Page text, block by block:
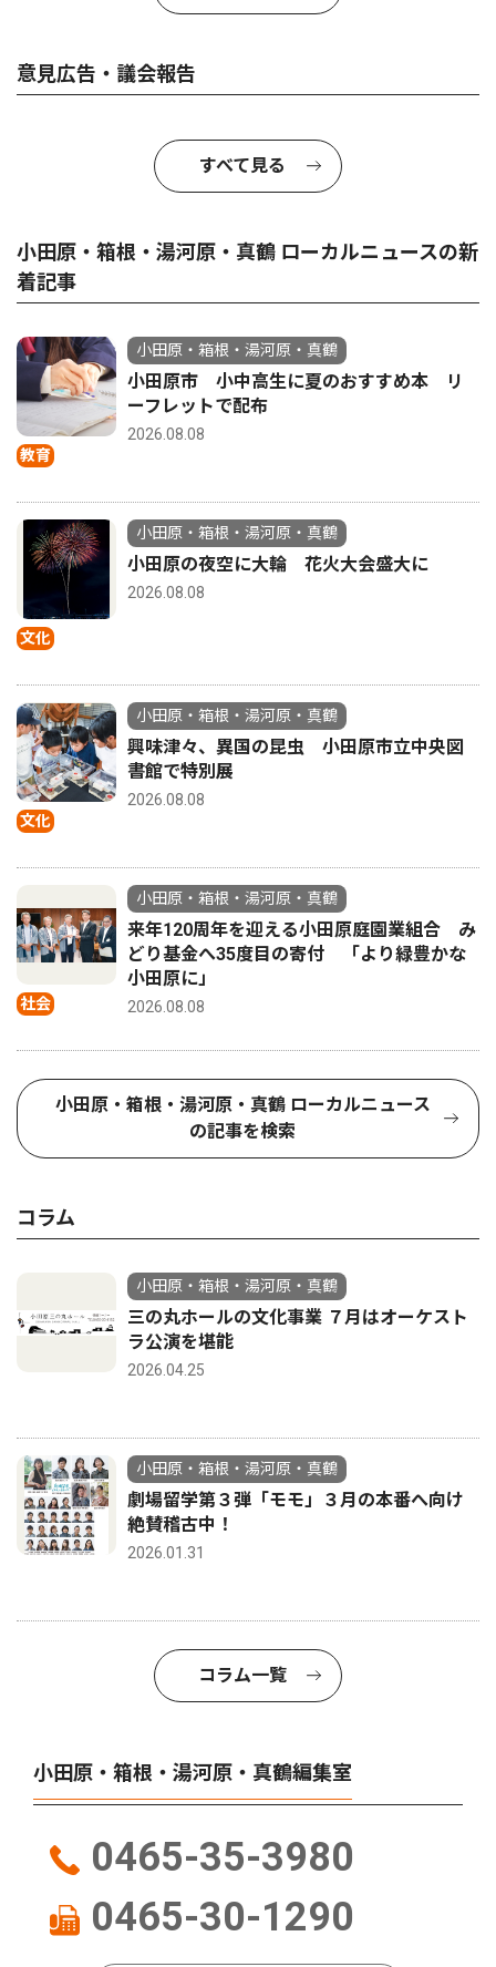
意見広告・議会報告
すべて見る
小田原・箱根・湯河原・真鶴 ローカルニュースの新
着記事
教育
小田原・箱根・湯河原・真鶴
小田原市 小中高生に夏のおすすめ本 リ
ーフレットで配布
2026.08.08
文化
小田原・箱根・湯河原・真鶴
小田原の夜空に大輪 花火大会盛大に
2026.08.08
文化
小田原・箱根・湯河原・真鶴
興味津々、異国の昆虫 小田原市立中央図
書館で特別展
2026.08.08
社会
小田原・箱根・湯河原・真鶴
来年120周年を迎える小田原庭園業組合 み
どり基金へ35度目の寄付 「より緑豊かな
小田原に」
2026.08.08
小田原・箱根・湯河原・真鶴 ローカルニュース
の記事を検索
コラム
小田原・箱根・湯河原・真鶴
三の丸ホールの文化事業 ７月はオーケスト
ラ公演を堪能
2026.04.25
小田原・箱根・湯河原・真鶴
劇場留学第３弾「モモ」３月の本番へ向け
絶賛稽古中！
2026.01.31
コラム一覧
小田原・箱根・湯河原・真鶴編集室
0465-35-3980
0465-30-1290